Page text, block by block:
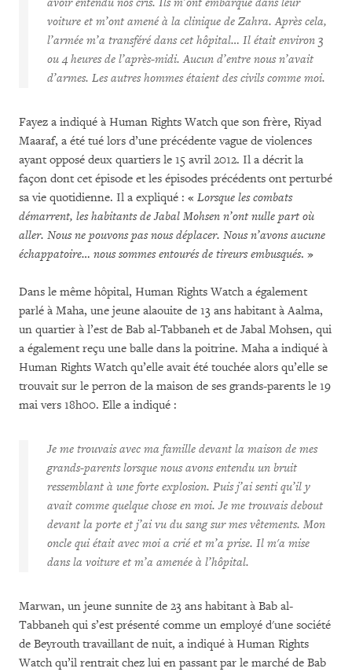
voiture et m’ont amené à la clinique de Zahra. Après cela,
l’armée m’a transféré dans cet hôpital… Il était environ 3
ou 4 heures de l’après-midi. Aucun d’entre nous n’avait
d’armes. Les autres hommes étaient des civils comme moi.
Fayez a indiqué à Human Rights Watch que son frère, Riyad
Maaraf, a été tué lors d’une précédente vague de violences
ayant opposé deux quartiers le 15 avril 2012. Il a décrit la
façon dont cet épisode et les épisodes précédents ont perturbé
sa vie quotidienne. Il a expliqué : « Lorsque les combats
démarrent, les habitants de Jabal Mohsen n’ont nulle part où
aller. Nous ne pouvons pas nous déplacer. Nous n’avons aucune
échappatoire… nous sommes entourés de tireurs embusqués. »
Dans le même hôpital, Human Rights Watch a également
parlé à Maha, une jeune alaouite de 13 ans habitant à Aalma,
un quartier à l’est de Bab al-Tabbaneh et de Jabal Mohsen, qui
a également reçu une balle dans la poitrine. Maha a indiqué à
Human Rights Watch qu’elle avait été touchée alors qu’elle se
trouvait sur le perron de la maison de ses grands-parents le 19
mai vers 18h00. Elle a indiqué :
Je me trouvais avec ma famille devant la maison de mes
grands-parents lorsque nous avons entendu un bruit
ressemblant à une forte explosion. Puis j’ai senti qu’il y
avait comme quelque chose en moi. Je me trouvais debout
devant la porte et j’ai vu du sang sur mes vêtements. Mon
oncle qui était avec moi a crié et m’a prise. Il m'a mise
dans la voiture et m’a amenée à l’hôpital.
Marwan, un jeune sunnite de 23 ans habitant à Bab al-
Tabbaneh qui s’est présenté comme un employé d'une société
de Beyrouth travaillant de nuit, a indiqué à Human Rights
Watch qu’il rentrait chez lui en passant par le marché de Bab